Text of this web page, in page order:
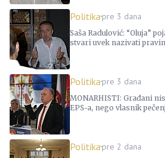
Politikapre 3 dana
Saša Radulović: “Oluja”
stvari uvek nazivati
Politikapre 3 dana
MONARHISTI: Građani
EPS-a, nego vlasnik
Politikapre 2 dana